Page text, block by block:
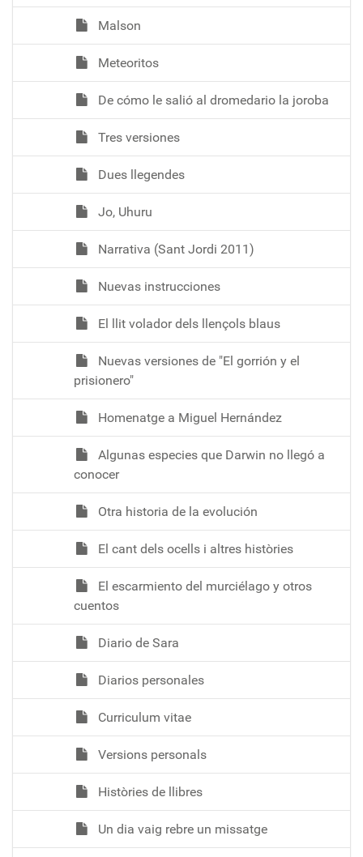
Malson
Meteoritos
De cómo le salió al dromedario la joroba
Tres versiones
Dues llegendes
Jo, Uhuru
Narrativa (Sant Jordi 2011)
Nuevas instrucciones
El llit volador dels llençols blaus
Nuevas versiones de "El gorrión y el
prisionero"
Homenatge a Miguel Hernández
Algunas especies que Darwin no llegó a
conocer
Otra historia de la evolución
El cant dels ocells i altres històries
El escarmiento del murciélago y otros
cuentos
Diario de Sara
Diarios personales
Curriculum vitae
Versions personals
Històries de llibres
Un dia vaig rebre un missatge